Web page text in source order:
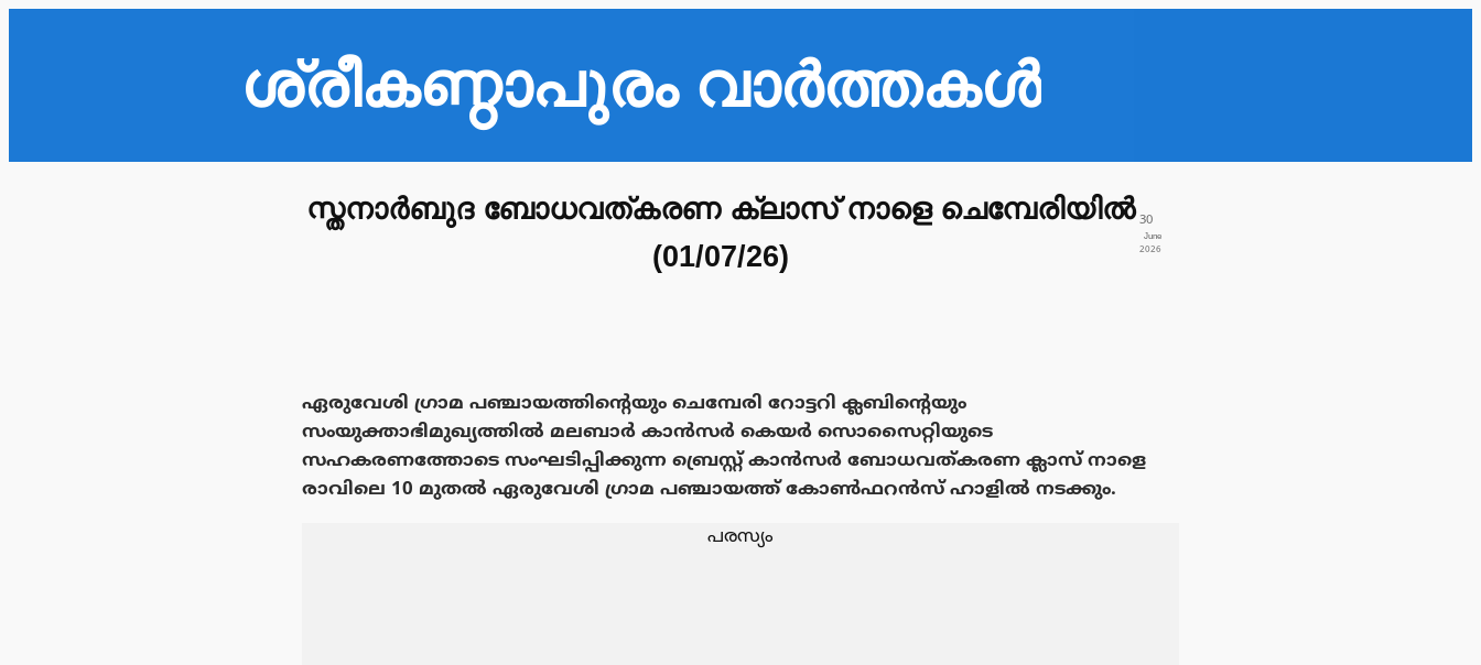
ശ്രീകണ്ഠാപുരം വാർത്തകൾ
സ്തനാർബുദ ബോധവത്കരണ ക്ലാസ് നാളെ ചെമ്പേരിയിൽ
(01/07/26)
30
June
2026
ഏരുവേശി ഗ്രാമ പഞ്ചായത്തിൻ്റെയും ചെമ്പേരി റോട്ടറി ക്ലബിൻ്റെയും
സംയുക്താഭിമുഖ്യത്തിൽ മലബാർ കാൻസർ കെയർ സൊസൈറ്റിയുടെ
സഹകരണത്തോടെ സംഘടിപ്പിക്കുന്ന ബ്രെസ്റ്റ് കാൻസർ ബോധവത്കരണ ക്ലാസ് നാളെ
രാവിലെ 10 മുതൽ ഏരുവേശി ഗ്രാമ പഞ്ചായത്ത് കോൺഫറൻസ് ഹാളിൽ നടക്കും.
പരസ്യം